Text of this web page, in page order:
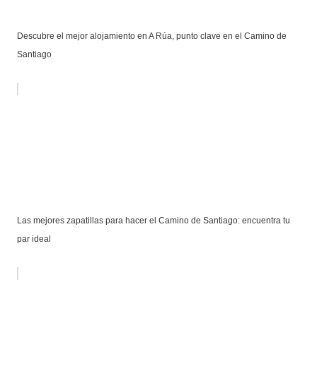
Descubre el mejor alojamiento en A Rúa, punto clave en el Camino de
Santiago
Las mejores zapatillas para hacer el Camino de Santiago: encuentra tu
par ideal